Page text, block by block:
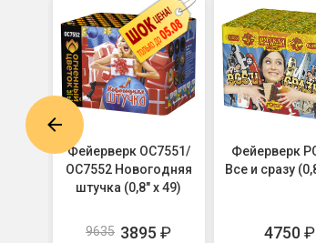
Фейерверк ОС7551/
ОС7552 Новогодняя
штучка (0,8" х 49)
9635 3895 ₽
Фейерверк
Все и сразу
4750₽